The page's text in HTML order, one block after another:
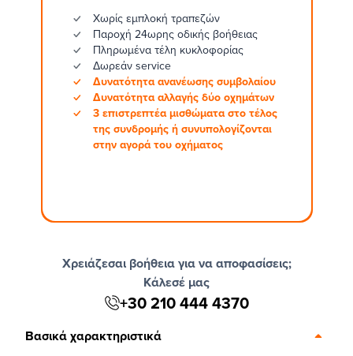
Χωρίς εμπλοκή τραπεζών
Παροχή 24ωρης οδικής βοήθειας
Πληρωμένα τέλη κυκλοφορίας
Δωρεάν service
Δυνατότητα ανανέωσης συμβολαίου
Δυνατότητα αλλαγής δύο οχημάτων
3 επιστρεπτέα μισθώματα στο τέλος
της συνδρομής ή συνυπολογίζονται
στην αγορά του οχήματος
Χρειάζεσαι βοήθεια για να αποφασίσεις;
Κάλεσέ μας
+30 210 444 4370
Βασικά χαρακτηριστικά